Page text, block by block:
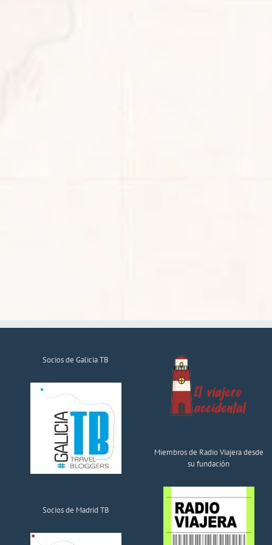
Socios de Galicia TB
Socios de Madrid TB
Miembros de Radio Viajera desde
su fundación